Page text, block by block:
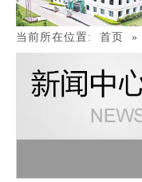
当前所在位置: 首页 »